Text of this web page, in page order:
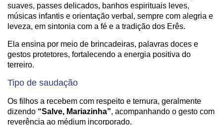
suaves, passes delicados, banhos espirituais leves,
músicas infantis e orientação verbal, sempre com alegria e
leveza, em sintonia com a fé e a tradição dos Erês.
Ela ensina por meio de brincadeiras, palavras doces e
gestos protetores, fortalecendo a energia positiva do
terreiro.
Tipo de saudação
Os filhos a recebem com respeito e ternura, geralmente
dizendo “Salve, Mariazinha”, acompanhando o gesto com
reverência ao médium incorporado.